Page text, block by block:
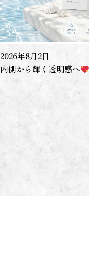
2026年8月2日
内側から輝く透明感へ